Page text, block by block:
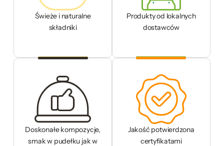
Świeże i naturalne
składniki
Produkty od lokalnych
dostawców
Doskonałe kompozycje,
smak w pudełku jak w
Jakość potwierdzona
certyfikatami